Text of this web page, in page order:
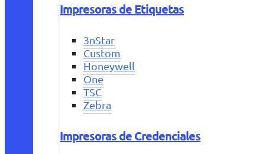
Impresoras de Etiquetas
3nStar
Custom
Honeywell
One
TSC
Zebra
Impresoras de Credenciales